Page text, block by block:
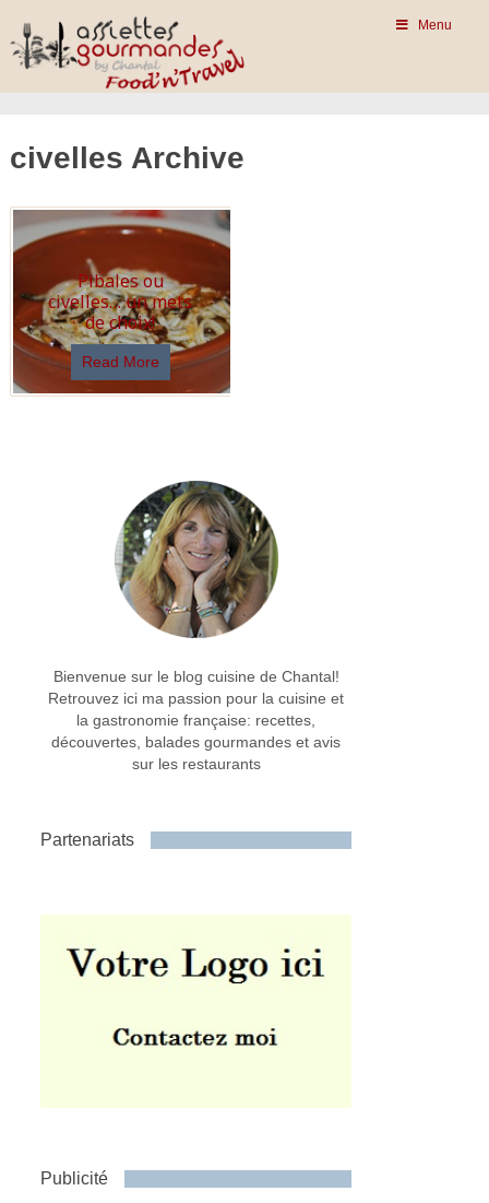
Menu
civelles Archive
Pibales ou
civelles… un mets
de choix!
Read More
Bienvenue sur le blog cuisine de Chantal!
Retrouvez ici ma passion pour la cuisine et
la gastronomie française: recettes,
découvertes, balades gourmandes et avis
sur les restaurants
Partenariats
Publicité